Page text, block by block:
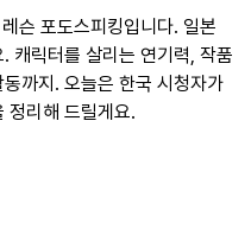
슨 포도스피킹입니다. 일본
캐릭터를 살리는 연기력, 작품
까지. 오늘은 한국 시청자가
리해 드릴게요.